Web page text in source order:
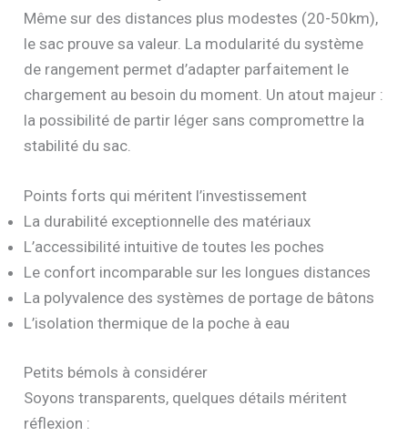
Même sur des distances plus modestes (20-50km),
le sac prouve sa valeur. La modularité du système
de rangement permet d’adapter parfaitement le
chargement au besoin du moment. Un atout majeur :
la possibilité de partir léger sans compromettre la
stabilité du sac.
Points forts qui méritent l’investissement
La durabilité exceptionnelle des matériaux
L’accessibilité intuitive de toutes les poches
Le confort incomparable sur les longues distances
La polyvalence des systèmes de portage de bâtons
L’isolation thermique de la poche à eau
Petits bémols à considérer
Soyons transparents, quelques détails méritent
réflexion :